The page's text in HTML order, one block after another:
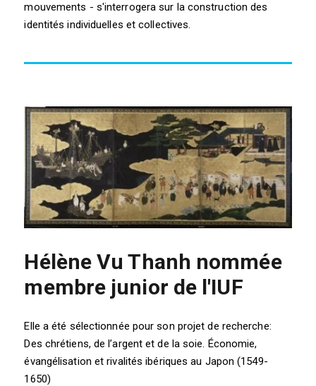
mouvements - s'interrogera sur la construction des
identités individuelles et collectives.
Hélène Vu Thanh nommée
membre junior de l'IUF
Elle a été sélectionnée pour son projet de recherche:
Des chrétiens, de l’argent et de la soie. Économie,
évangélisation et rivalités ibériques au Japon (1549-
1650)